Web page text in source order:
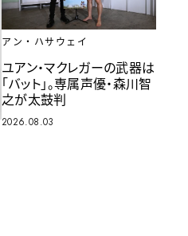
アン・ハサウェイ
ユアン・マクレガーの武器は
「バット」。専属声優・森川智
之が太鼓判
2026.08.03